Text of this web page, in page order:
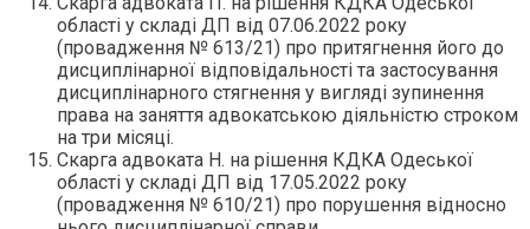
області у складі ДП від 07.06.2022 року
(провадження № 613/21) про притягнення його до
дисциплінарної відповідальності та застосування
дисциплінарного стягнення у вигляді зупинення
права на заняття адвокатською діяльністю строком
на три місяці.
Скарга адвоката Н. на рішення КДКА Одеської
області у складі ДП від 17.05.2022 року
(провадження № 610/21) про порушення відносно